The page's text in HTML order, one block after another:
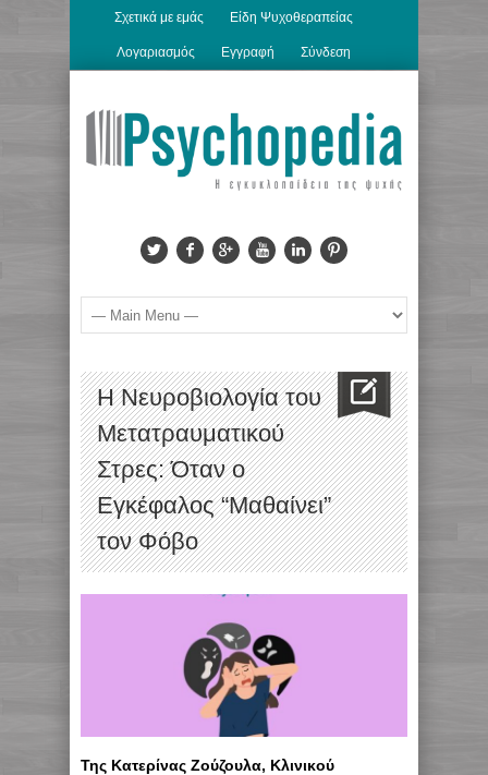
Σχετικά με εμάς Είδη Ψυχοθεραπείας
Λογαριασμός Εγγραφή Σύνδεση
Η Νευροβιολογία του
Μετατραυματικού
Στρες: Όταν ο
Εγκέφαλος “Μαθαίνει”
τον Φόβο
Της Κατερίνας Ζούζουλα, Κλινικού